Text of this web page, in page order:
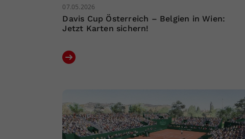
07.05.2026
Davis Cup Österreich – Belgien in Wien:
Jetzt Karten sichern!